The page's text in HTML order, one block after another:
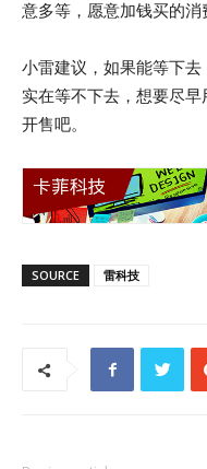
意多等，愿意加钱买的消
小雷建议，如果能等下
实在等不下去，想要尽
开售吧。
SOURCE 雷科技